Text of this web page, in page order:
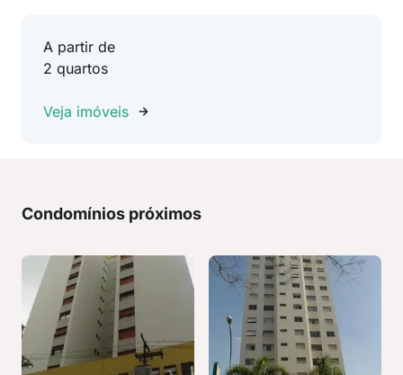
A partir de
2 quartos
Veja imóveis
Condomínios próximos